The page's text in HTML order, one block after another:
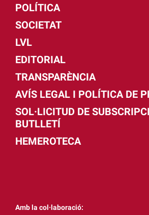
POLÍTICA
SOCIETAT
LVL
EDITORIAL
TRANSPARÈNCIA
AVÍS LEGAL I POLÍTICA DE
SOL·LICITUD DE
BUTLLETÍ
HEMEROTECA
Amb la col·laboració: